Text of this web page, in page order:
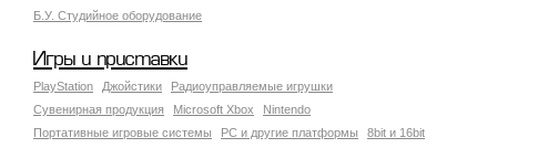
Б.У. Студийное оборудование
Игры и приставки
PlayStation Джойстики
Радиоуправляемые игрушки
Сувенирная продукция
Microsoft Xbox
Nintendo
Портативные игровые системы
PC и другие платформы
8bit и 16bit